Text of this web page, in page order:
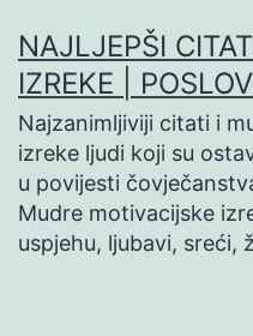
na
sadržaj
NAJLJEPŠI CITATI
IZREKE |
Najzanimljiviji citati i
izreke ljudi koji su
u povijesti
Mudre motivacijske
uspjehu, ljubavi, sreći,